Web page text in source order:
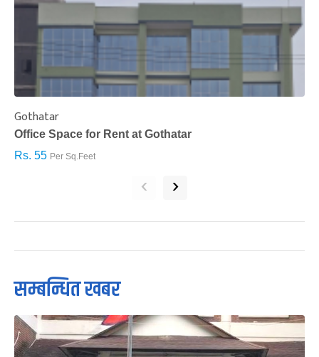
Gothatar
Office Space for Rent at Gothatar
Rs. 55 Per Sq.Feet
‹ ›
सम्बन्धित खबर